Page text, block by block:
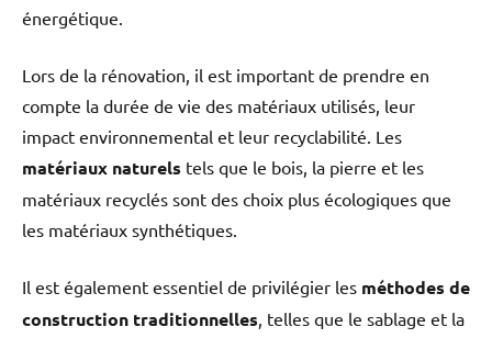
énergétique.
Lors de la rénovation, il est important de prendre en
compte la durée de vie des matériaux utilisés, leur
impact environnemental et leur recyclabilité. Les
matériaux naturels tels que le bois, la pierre et les
matériaux recyclés sont des choix plus écologiques que
les matériaux synthétiques.
Il est également essentiel de privilégier les méthodes de
construction traditionnelles, telles que le sablage et la